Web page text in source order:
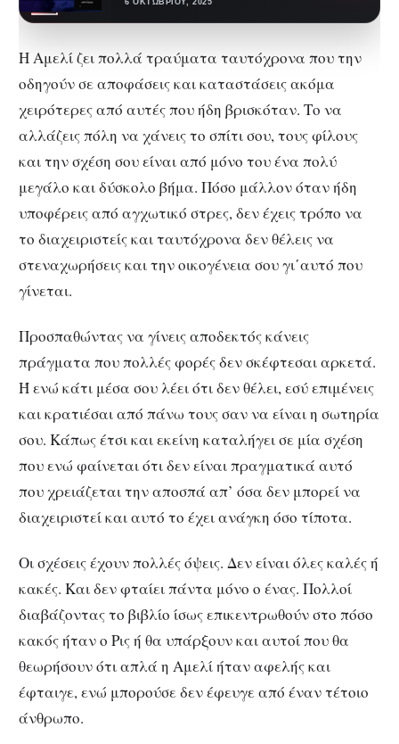
κυκλοφορεί από τις Εκδόσεις
6 ΟΚΤΩΒΡΊΟΥ, 2025
Η Αμελί ζει πολλά τραύματα ταυτόχρονα που την
οδηγούν σε αποφάσεις και καταστάσεις ακόμα
χειρότερες από αυτές που ήδη βρισκόταν. Το να
αλλάζεις πόλη να χάνεις το σπίτι σου, τους φίλους
και την σχέση σου είναι από μόνο του ένα πολύ
μεγάλο και δύσκολο βήμα. Πόσο μάλλον όταν ήδη
υποφέρεις από αγχωτικό στρες, δεν έχεις τρόπο να
το διαχειριστείς και ταυτόχρονα δεν θέλεις να
στεναχωρήσεις και την οικογένεια σου γι΄αυτό που
γίνεται.
Προσπαθώντας να γίνεις αποδεκτός κάνεις
πράγματα που πολλές φορές δεν σκέφτεσαι αρκετά.
Ή ενώ κάτι μέσα σου λέει ότι δεν θέλει, εσύ επιμένεις
και κρατιέσαι από πάνω τους σαν να είναι η σωτηρία
σου. Κάπως έτσι και εκείνη καταλήγει σε μία σχέση
που ενώ φαίνεται ότι δεν είναι πραγματικά αυτό
που χρειάζεται την αποσπά απ’ όσα δεν μπορεί να
διαχειριστεί και αυτό το έχει ανάγκη όσο τίποτα.
Οι σχέσεις έχουν πολλές όψεις. Δεν είναι όλες καλές ή
κακές. Και δεν φταίει πάντα μόνο ο ένας. Πολλοί
διαβάζοντας το βιβλίο ίσως επικεντρωθούν στο πόσο
κακός ήταν ο Ρις ή θα υπάρξουν και αυτοί που θα
θεωρήσουν ότι απλά η Αμελί ήταν αφελής και
έφταιγε, ενώ μπορούσε δεν έφευγε από έναν τέτοιο
άνθρωπο.